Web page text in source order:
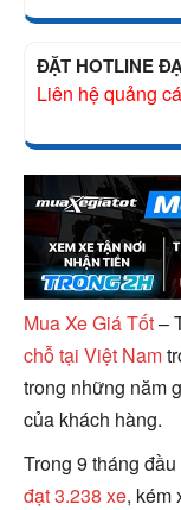
ĐẶT HOTLINE
Liên hệ quảng
Mua Xe Giá Tốt–
chỗ tại Việt Nam
trong những năm
của khách hàng.
Trong 9 tháng
đạt 3.238 xe, kém